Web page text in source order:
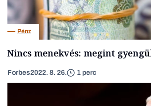
Pénz
Nincs menekvés: megint
Forbes2022. 8. 26. 1 perc